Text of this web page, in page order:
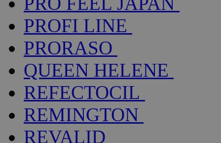
PROFI LINE
PRORASO
QUEEN HELENE
REFECTOCIL
REMINGTON
REVALID